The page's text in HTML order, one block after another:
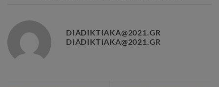
DIADIKTIAKA@2021.GR
DIADIKTIAKA@2021.GR